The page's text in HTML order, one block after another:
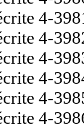
4-
4-
4-
4-
4-
4-